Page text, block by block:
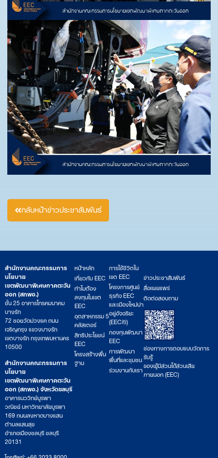
กลับหน้าข่าวประชาสัมพันธ์
สำนักงานคณะกรรมการ
นโยบาย
เขตพัฒนาพิเศษภาคตะวัน
ออก (สกพอ.)
ชั้น 25 อาคารโทรคมนาคม
บางรัก
72 ซอยวัดม่วงแค ถนน
เจริญกรุง แขวงบางรัก
เขตบางรัก กรุงเทพมหานคร
10500
สำนักงานคณะกรรมการ
นโยบาย
เขตพัฒนาพิเศษภาคตะวัน
ออก (สกพอ.) จังหวัดชลบุรี
อาคารนววิทย์บูรพา
วณิชย์ มหาวิทยาลัยบูรพา
169 ถนนลงหาดบางแสน
ตำบลแสนสุข
อำเภอเมืองชลบุรี ชลบุรี
20131
หน้าหลัก
เกี่ยวกับ EEC
ทำไมต้อง
ลงทุนในเขต
EEC
อุตสาหกรรม 5
คลัสเตอร์
สิทธิประโยชน์
EEC
โครงสร้างพื้น
ฐาน
การใช้ชีวิตใน
เขต EEC
โครงการศูนย์
ธุรกิจ EEC
และเมืองใหม่น่า
อยู่อัจฉริยะ
(EECiti)
กองทุนพัฒนา
EEC
การพัฒนา
พื้นที่และชุมชน
ร่วมงานกับเรา
ข่าวประชาสัมพันธ์
สื่อเผยแพร่
ติดต่อสอบถาม
ช่องทางการตอบแบบวัดการ
รับรู้
ของผู้มีส่วนได้ส่วนเสีย
ภายนอก (EEC)